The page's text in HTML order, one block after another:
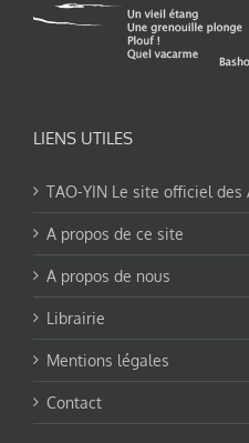
LIENS UTILES
TAO-YIN Le site officiel des
A propos de ce site
A propos de nous
Librairie
Mentions légales
Contact